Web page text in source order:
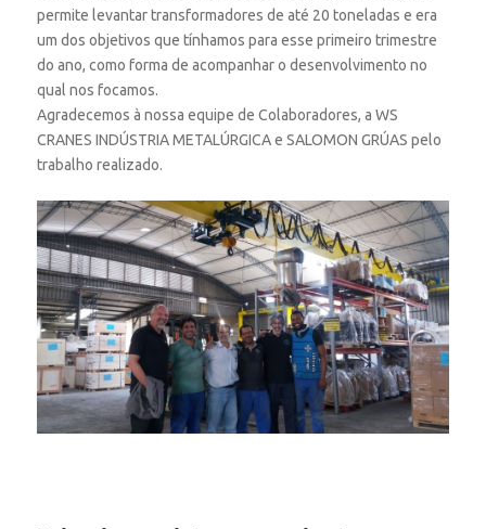
permite levantar transformadores de até 20 toneladas e era
um dos objetivos que tínhamos para esse primeiro trimestre
do ano, como forma de acompanhar o desenvolvimento no
qual nos focamos.
Agradecemos à nossa equipe de Colaboradores, a WS
CRANES INDÚSTRIA METALÚRGICA e SALOMON GRÚAS pelo
trabalho realizado.